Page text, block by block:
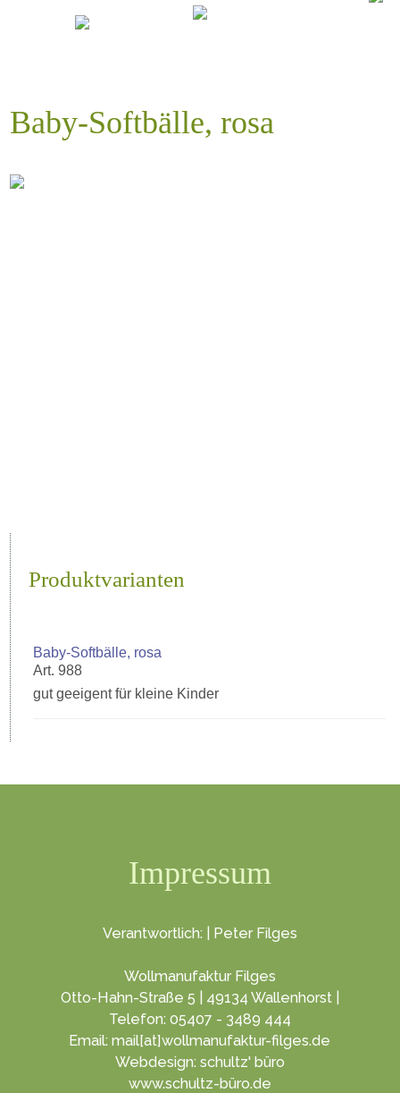
Baby-Softbälle, rosa
Produktvarianten
Baby-Softbälle, rosa
Art. 988
gut geeigent für kleine Kinder
Impressum
Verantwortlich: | Peter Filges
Wollmanufaktur Filges
Otto-Hahn-Straße 5 | 49134 Wallenhorst |
Telefon: 05407 - 3489 444
Email: mail[at]wollmanufaktur-filges.de
Webdesign: schultz' büro
www.schultz-büro.de